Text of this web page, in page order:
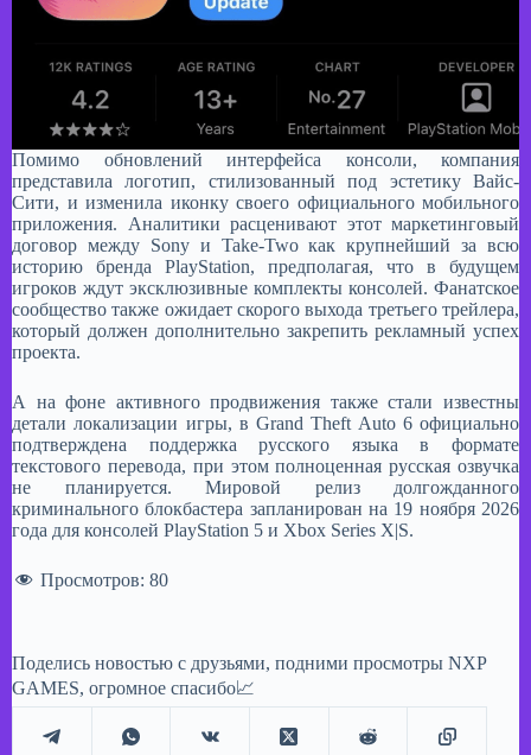
Помимо обновлений интерфейса консоли, компания
представила логотип, стилизованный под эстетику Вайс-
Сити, и изменила иконку своего официального мобильного
приложения. Аналитики расценивают этот маркетинговый
договор между Sony и Take-Two как крупнейший за всю
историю бренда PlayStation, предполагая, что в будущем
игроков ждут эксклюзивные комплекты консолей. Фанатское
сообщество также ожидает скорого выхода третьего трейлера,
который должен дополнительно закрепить рекламный успех
проекта.
​А на фоне активного продвижения также стали известны
детали локализации игры, в Grand Theft Auto 6 официально
подтверждена поддержка русского языка в формате
текстового перевода, при этом полноценная русская озвучка
не планируется. Мировой релиз долгожданного
криминального блокбастера запланирован на 19 ноября 2026
года для консолей PlayStation 5 и Xbox Series X|S.
Просмотров: 80
Поделись новостью с друзьями, подними просмотры NXP
GAMES, огромное спасибо📈